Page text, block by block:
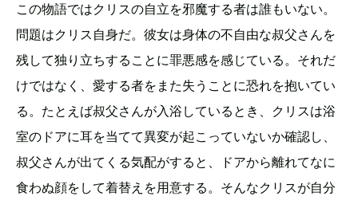
この物語ではクリスの自立を邪魔する者は誰もいない。
問題はクリス自身だ。彼女は身体の不自由な叔父さんを
残して独り立ちすることに罪悪感を感じている。それだ
けではなく、愛する者をまた失うことに恐れを抱いてい
る。たとえば叔父さんが入浴しているとき、クリスは浴
室のドアに耳を当てて異変が起こっていないか確認し、
叔父さんが出てくる気配がすると、ドアから離れてなに
食わぬ顔をして着替えを用意する。そんなクリスが自分